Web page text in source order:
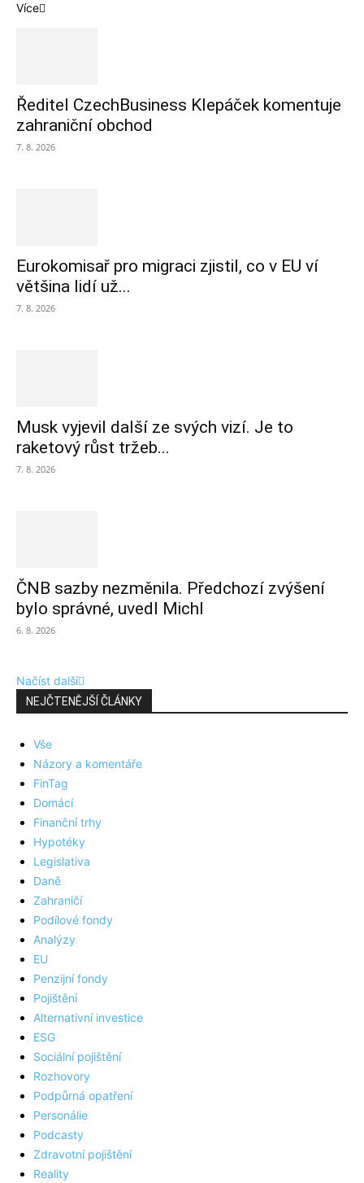
Více
Ředitel CzechBusiness Klepáček komentuje
zahraniční obchod
7. 8. 2026
Eurokomisař pro migraci zjistil, co v EU ví
většina lidí už...
7. 8. 2026
Musk vyjevil další ze svých vizí. Je to
raketový růst tržeb...
7. 8. 2026
ČNB sazby nezměnila. Předchozí zvýšení
bylo správné, uvedl Michl
6. 8. 2026
Načíst další
NEJČTENĚJŠÍ ČLÁNKY
Vše
Názory a komentáře
FinTag
Domácí
Finanční trhy
Hypotéky
Legislativa
Daně
Zahraničí
Podílové fondy
Analýzy
EU
Penzijní fondy
Pojištění
Alternativní investice
ESG
Sociální pojištění
Rozhovory
Podpůrná opatření
Personálie
Podcasty
Zdravotní pojištění
Reality